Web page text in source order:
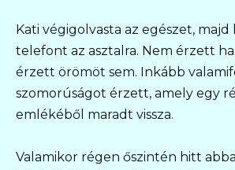
Kati végigolvasta az egészet,
telefont az asztalra. Nem érzett
érzett örömöt sem. Inkább
szomorúságot érzett, amely egy
emlékéből maradt vissza.
Valamikor régen őszintén hitt